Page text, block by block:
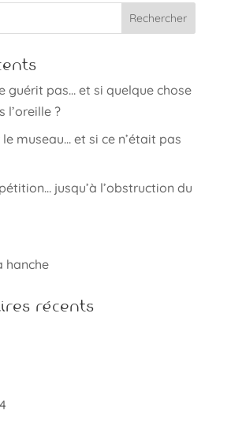
guérit pas… et si quelque chose
l’oreille ?
museau… et si ce n’était pas
jusqu’à l’obstruction du
hanche
récents